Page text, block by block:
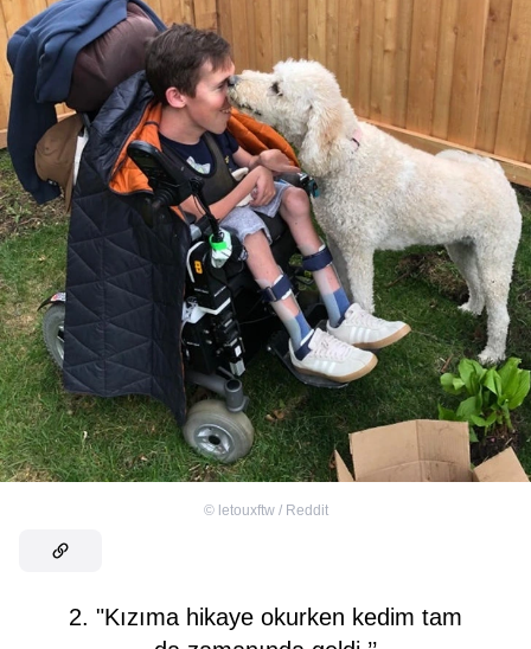
© letouxftw / Reddit
2. "Kızıma hikaye okurken kedim tam